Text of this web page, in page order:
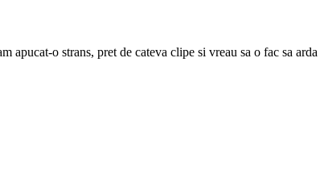
apucat-o strans, pret de cateva clipe si vreau sa o fac sa